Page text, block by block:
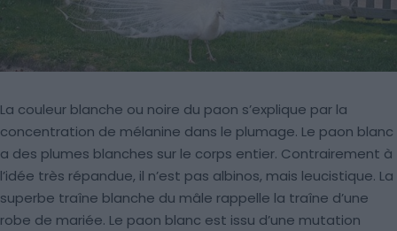
La couleur blanche ou noire du paon s’explique par la
concentration de mélanine dans le plumage. Le paon blanc
a des plumes blanches sur le corps entier. Contrairement à
l’idée très répandue, il n’est pas albinos, mais leucistique. La
superbe traîne blanche du mâle rappelle la traîne d’une
robe de mariée. Le paon blanc est issu d’une mutation